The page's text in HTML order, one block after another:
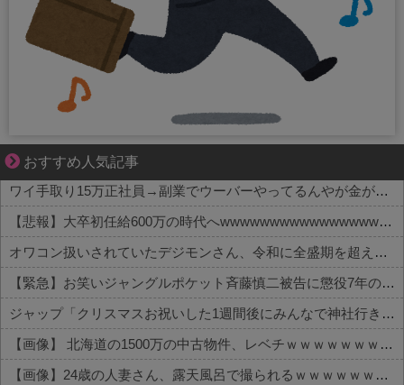
おすすめ人気記事
三十路女子×後輩男子、近づく心とすれ違い
ワイ手取り15万正社員→副業でウーバーやってるんやが金がない
【悲報】大卒初任給600万の時代へwwwwwwwwwwwwwwwwwww
オワコン扱いされていたデジモンさん、令和に全盛期を超える利益を生み出していた
【緊急】お笑いジャングルポケット斉藤慎二被告に懲役7年の求刑←これ…
ジャップ「クリスマスお祝いした1週間後にみんなで神社行きます」←これ
【画像】 北海道の1500万の中古物件、レベチｗｗｗｗｗｗｗｗｗｗｗｗｗｗｗｗｗｗｗｗ
【画像】24歳の人妻さん、露天風呂で撮られるｗｗｗｗｗｗｗｗｗｗｗｗｗｗｗｗｗ